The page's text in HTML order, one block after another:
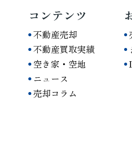
コンテンツ
不動産売却
不動産買取実績
空き家・空地
ニュース
売却コラム